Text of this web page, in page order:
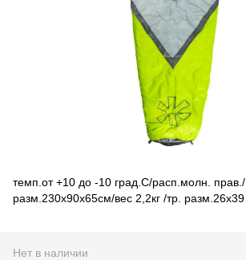
темп.от +10 до -10 град.С/расп.молн. прав./
разм.230x90x65см/вес 2,2кг /тр. разм.26х39
Нет в наличии